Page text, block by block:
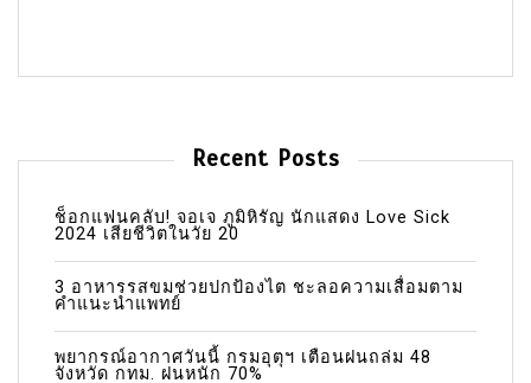
Recent Posts
ช็อกแฟนคลับ! จอเจ ภูมิหิรัญ นักแสดง Love Sick
2024 เสียชีวิตในวัย 20
3 อาหารรสขมช่วยปกป้องไต ชะลอความเสื่อมตาม
คำแนะนำแพทย์
พยากรณ์อากาศวันนี้ กรมอุตุฯ เตือนฝนถล่ม 48
จังหวัด กทม. ฝนหนัก 70%